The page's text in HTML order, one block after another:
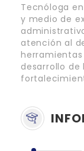
Tecnóloga
y medio de
atención al
desarrollo